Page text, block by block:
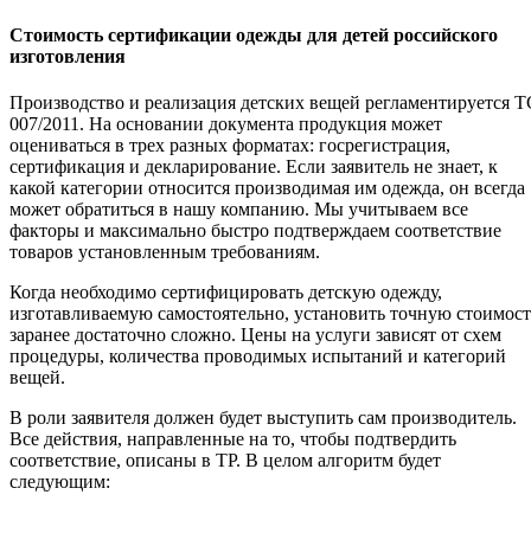
Стоимость сертификации одежды для детей российского
изготовления
Производство и реализация детских вещей регламентируется
007/2011. На основании документа продукция может
оцениваться в трех разных форматах: госрегистрация,
сертификация и декларирование. Если заявитель не знает, к
какой категории относится производимая им одежда, он всегда
может обратиться в нашу компанию. Мы учитываем все
факторы и максимально быстро подтверждаем соответствие
товаров установленным требованиям.
Когда необходимо сертифицировать детскую одежду,
изготавливаемую самостоятельно, установить точную
заранее достаточно сложно. Цены на услуги зависят от схем
процедуры, количества проводимых испытаний и категорий
вещей.
В роли заявителя должен будет выступить сам производитель.
Все действия, направленные на то, чтобы подтвердить
соответствие, описаны в ТР. В целом алгоритм будет
следующим: